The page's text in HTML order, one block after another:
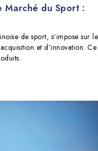
Marché du Sport :
de sport, s’impose sur le
et d’innovation. Ce